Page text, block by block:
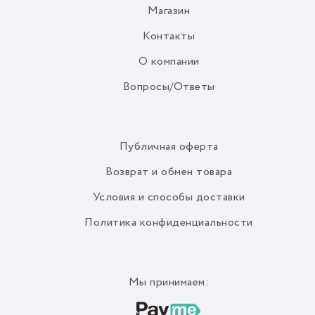
Магазин
Контакты
О компании
Вопросы/Ответы
Публичная оферта
Возврат и обмен товара
Условия и способы доставки
Политика конфиденциальности
Мы принимаем: